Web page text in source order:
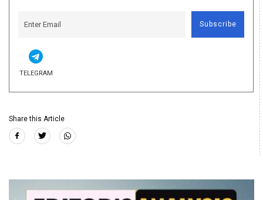
Subscribe
TELEGRAM
Share this Article